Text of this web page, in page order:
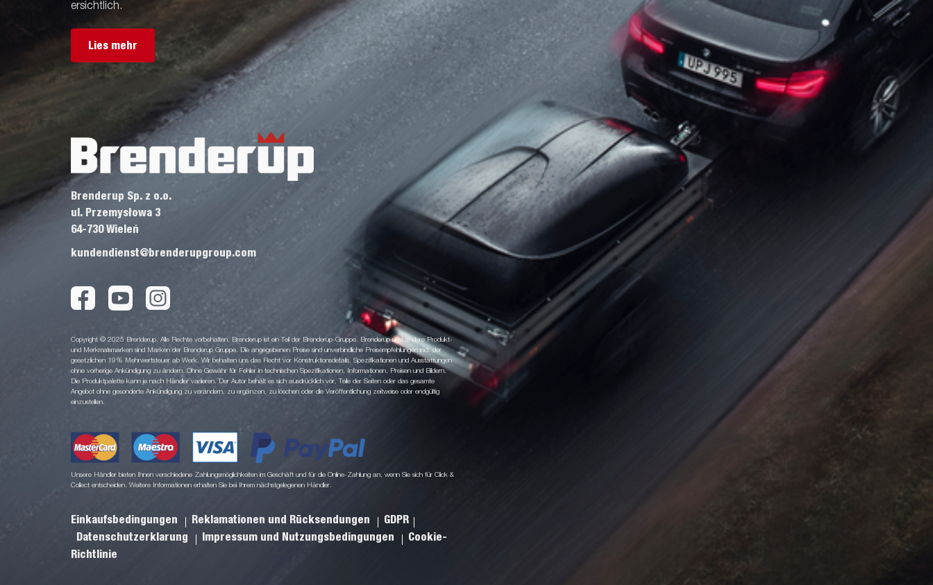
ersichtlich.
Lies mehr
Brenderup Sp. z o.o.
ul. Przemysłowa 3
64-730 Wieleń
kundendienst@brenderupgroup.com
Copyright © 2025 Brenderup. Alle Rechte vorbehalten. Brenderup ist ein Teil der Brenderup-Gruppe. Brenderup und andere Produkt-
und Merkmalsmarken sind Marken der Brenderup Gruppe. Die angegebenen Preise sind unverbindliche Preisempfehlungen incl. der
gesetzlichen 19% Mehrwertsteuer ab Werk. Wir behalten uns das Recht vor Konstruktionsdetails, Spezifikationen und Ausstattungen
ohne vorherige Ankündigung zu ändern. Ohne Gewähr für Fehler in technischen Spezifikationen, Informationen, Preisen und Bildern.
Die Produktpalette kann je nach Händler variieren. Der Autor behält es sich ausdrücklich vor, Teile der Seiten oder das gesamte
Angebot ohne gesonderte Ankündigung zu verändern, zu ergänzen, zu löschen oder die Veröffentlichung zeitweise oder endgültig
einzustellen.
Unsere Händler bieten Ihnen verschiedene Zahlungsmöglichkeiten im Geschäft und für die Online-Zahlung an, wenn Sie sich für Click &
Collect entscheiden. Weitere Informationen erhalten Sie bei Ihrem nächstgelegenen Händler.
Einkaufsbedingungen Reklamationen und Rücksendungen
GDPR
Datenschutzerklarung
Impressum und Nutzungsbedingungen
Cookie-
Richtlinie